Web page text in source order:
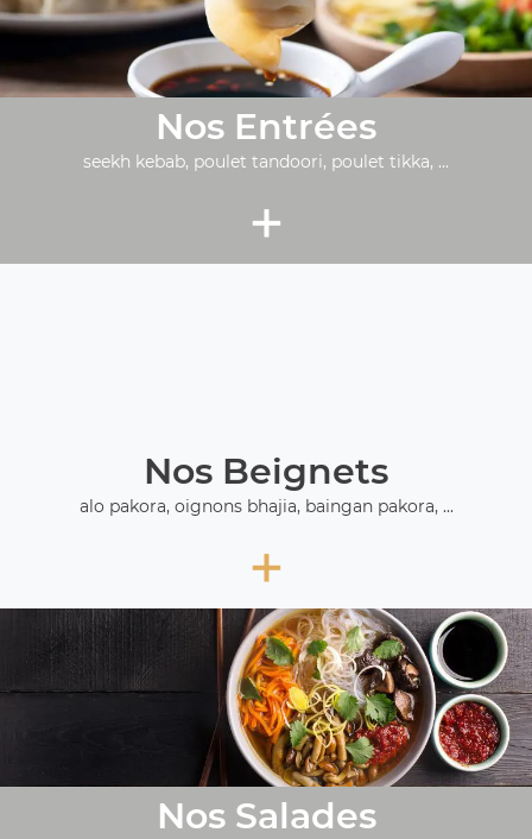
Nos Entrées
seekh kebab, poulet tandoori, poulet tikka, ...
+
Nos Beignets
alo pakora, oignons bhajia, baingan pakora, ...
+
Nos Salades